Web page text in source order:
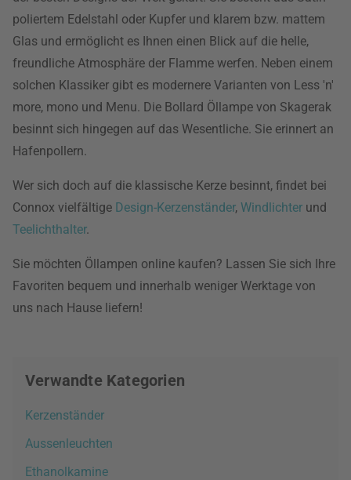
poliertem Edelstahl oder Kupfer und klarem bzw. mattem
Glas und ermöglicht es Ihnen einen Blick auf die helle,
freundliche Atmosphäre der Flamme werfen. Neben einem
solchen Klassiker gibt es modernere Varianten von Less 'n'
more, mono und Menu. Die Bollard Öllampe von Skagerak
besinnt sich hingegen auf das Wesentliche. Sie erinnert an
Hafenpollern.
Wer sich doch auf die klassische Kerze besinnt, findet bei
Connox vielfältige Design-Kerzenständer, Windlichter und
Teelichthalter.
Sie möchten Öllampen online kaufen? Lassen Sie sich Ihre
Favoriten bequem und innerhalb weniger Werktage von
uns nach Hause liefern!
Verwandte Kategorien
Kerzenständer
Aussenleuchten
Ethanolkamine